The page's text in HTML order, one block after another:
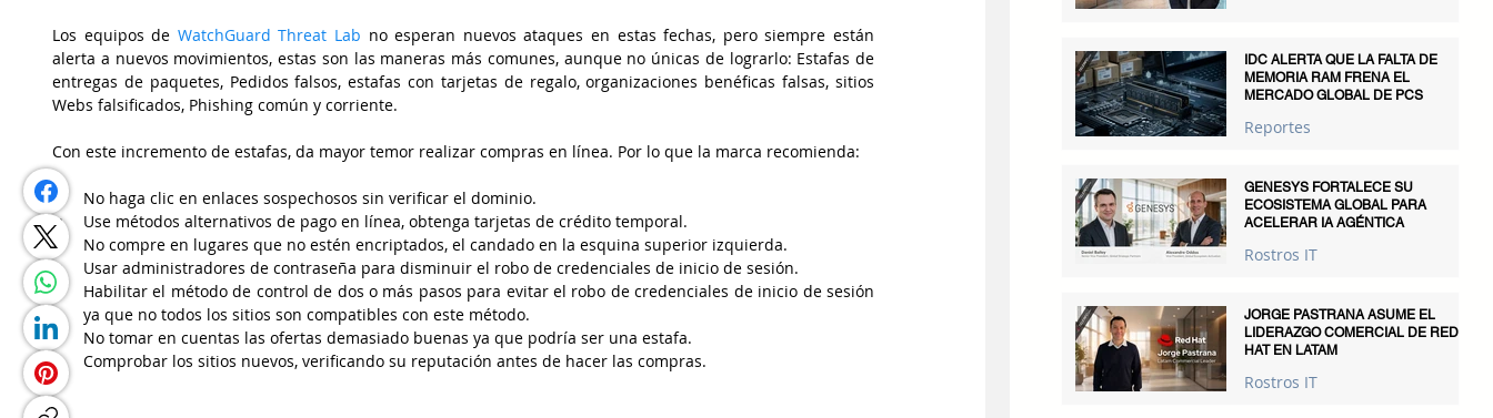
Los equipos de WatchGuard Threat Lab no esperan nuevos ataques en estas fechas, pero siempre están
alerta a nuevos movimientos, estas son las maneras más comunes, aunque no únicas de lograrlo: Estafas de
entregas de paquetes, Pedidos falsos, estafas con tarjetas de regalo, organizaciones benéficas falsas, sitios
Webs falsificados, Phishing común y corriente.
Con este incremento de estafas, da mayor temor realizar compras en línea. Por lo que la marca recomienda:
No haga clic en enlaces sospechosos sin verificar el dominio.
Use métodos alternativos de pago en línea, obtenga tarjetas de crédito temporal.
No compre en lugares que no estén encriptados, el candado en la esquina superior izquierda.
Usar administradores de contraseña para disminuir el robo de credenciales de inicio de sesión.
Habilitar el método de control de dos o más pasos para evitar el robo de credenciales de inicio de sesión
ya que no todos los sitios son compatibles con este método.
No tomar en cuentas las ofertas demasiado buenas ya que podría ser una estafa.
Comprobar los sitios nuevos, verificando su reputación antes de hacer las compras.
IDC ALERTA QUE LA FALTA DE
MEMORIA RAM FRENA EL
MERCADO GLOBAL DE PCS
Reportes
GENESYS FORTALECE SU
ECOSISTEMA GLOBAL PARA
ACELERAR IA AGÉNTICA
Rostros IT
JORGE PASTRANA ASUME EL
LIDERAZGO COMERCIAL DE RED
HAT EN LATAM
Rostros IT